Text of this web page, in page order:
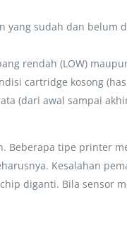
sudah dan belum
rendah (LOW)
cartridge kosong
(dari awal sampai
Beberapa tipe printer
Kesalahan
diganti. Bila sensor